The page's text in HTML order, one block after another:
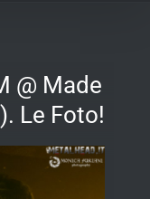
@ Made
Le Foto!